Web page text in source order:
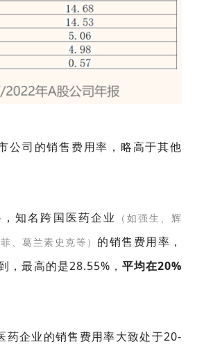
公司的销售费用率，略高于其他
知名跨国医药企业
（如强生、辉
、葛兰素史克等） 的销售费用率，
，最高的是28.55%， 平均在20%
药企业的销售费用率大致处于20-